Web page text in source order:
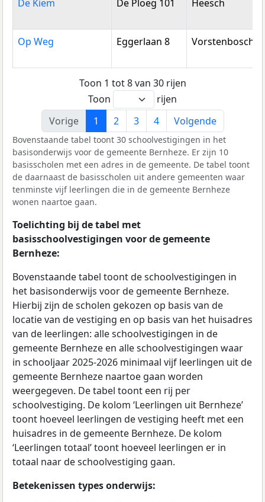
De Kiem De Ploeg 101 Heesch
Op Weg Eggerlaan 8 Vorstenbosch
Toon 1 tot 8 van 30 rijen
Toon
rijen
Vorige
1 2 3 4 Volgende
Bovenstaande tabel toont 30 schoolvestigingen in het
basisonderwijs voor de gemeente Bernheze. Er zijn 10
basisscholen met een adres in de gemeente. De tabel toont
de daarnaast de basisscholen uit andere gemeenten waar
tenminste vijf leerlingen die in de gemeente Bernheze
wonen naartoe gaan.
Toelichting bij de tabel met
basisschoolvestigingen voor de gemeente
Bernheze:
Bovenstaande tabel toont de schoolvestigingen in
het basisonderwijs voor de gemeente Bernheze.
Hierbij zijn de scholen gekozen op basis van de
locatie van de vestiging en op basis van het huisadres
van de leerlingen: alle schoolvestigingen in de
gemeente Bernheze en alle schoolvestigingen waar
in schooljaar 2025-2026 minimaal vijf leerlingen uit de
gemeente Bernheze naartoe gaan worden
weergegeven. De tabel toont een rij per
schoolvestiging. De kolom ‘Leerlingen uit Bernheze’
toont hoeveel leerlingen de vestiging heeft met een
huisadres in de gemeente Bernheze. De kolom
‘Leerlingen totaal’ toont hoeveel leerlingen er in
totaal naar de schoolvestiging gaan.
Betekenissen types onderwijs: